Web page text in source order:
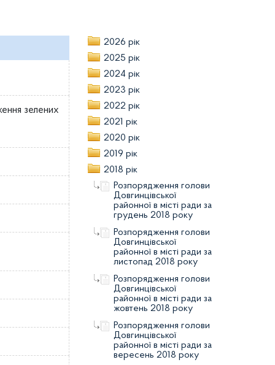
зелених
2026 рік
2025 рік
2024 рік
2023 рік
2022 рік
2021 рік
2020 рік
2019 рік
2018 рік
Розпорядження голови
Довгинцівської
районної в місті ради за
грудень 2018 року
Розпорядження голови
Довгинцівської
районної в місті ради за
листопад 2018 року
Розпорядження голови
Довгинцівської
районної в місті ради за
жовтень 2018 року
Розпорядження голови
Довгинцівської
районної в місті ради за
вересень 2018 року